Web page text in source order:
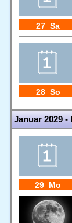
27 Sa
28 So
Januar 2029 -
29 Mo